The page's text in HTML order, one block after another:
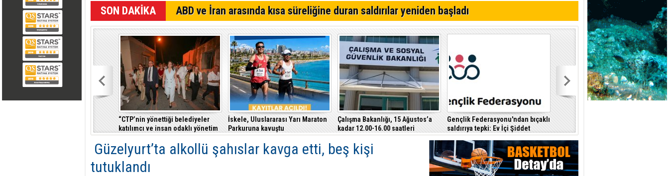
64. Geleneksel Mehmetçik Üzüm Festivali başladı
Özersay, DAÜ-SEN yetkilileriyle bir araya geldi
SON DAKİKA ABD ve İran arasında kısa süreliğine duran saldırılar yeniden başladı
“CTP’nin yönettiği belediyeler
katılımcı ve insan odaklı yönetim
anlayışıyla fark yaratıyor”
İskele, Uluslararası Yarı Maraton
Parkuruna kavuştu
Çalışma Bakanlığı, 15 Ağustos’a
kadar 12.00-16.00 saatleri
arasında güneş altında çalışmayı
yasakladı
Gençlik Federasyonu'ndan bıçaklı
saldırıya tepki: Ev İçi Şiddet
Yasası hayata geçirilmeli
Güzelyurt’ta alkollü şahıslar kavga etti, beş kişi
tutuklandı